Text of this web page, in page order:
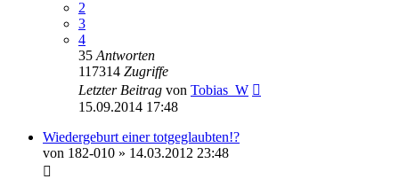
2
3
4
35 Antworten
117314 Zugriffe
Letzter Beitrag von Tobias_W
15.09.2014 17:48
Wiedergeburt einer totgeglaubten!?
von 182-010 » 14.03.2012 23:48